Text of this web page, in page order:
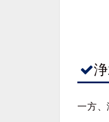
一方、